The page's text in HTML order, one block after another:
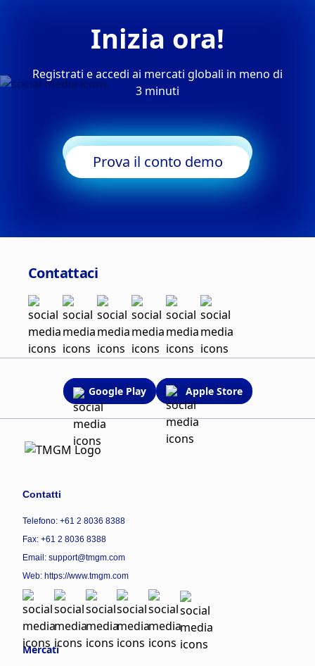
Inizia ora!
Registrati e accedi ai mercati globali in meno di
3 minuti
Inizia a fare trading
Prova il conto demo
Contattaci
Google Play Apple Store
Contatti
Telefono: +61 2 8036 8388
Fax: +61 2 8036 8388
Email: support@tmgm.com
Web: https://www.tmgm.com
Mercati